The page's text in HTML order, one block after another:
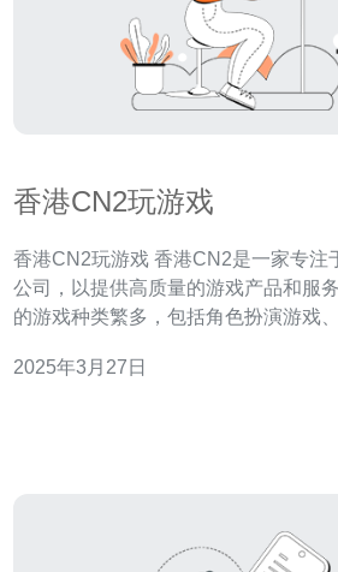
香港CN2玩游戏
香港CN2玩游戏 香港CN2是一家专注于游戏娱乐的
公司，以提供高质量的游戏产品和服
的游戏种类繁多，包括角色扮演游戏
多种类型的游戏，玩家可以根据自己
2025年3月27日